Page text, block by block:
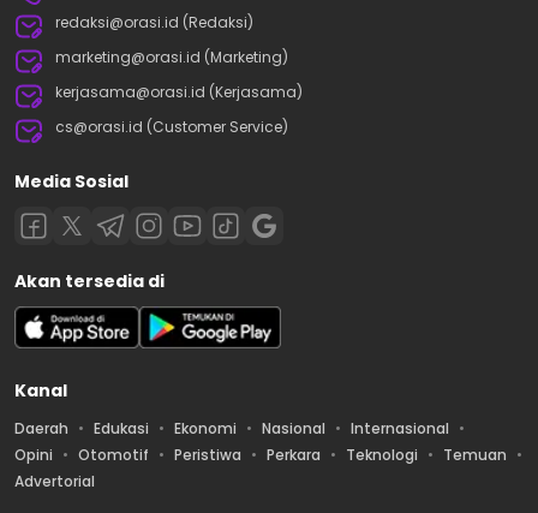
redaksi@orasi.id (Redaksi)
marketing@orasi.id (Marketing)
kerjasama@orasi.id (Kerjasama)
cs@orasi.id (Customer Service)
Media Sosial
Akan tersedia di
Kanal
Daerah Edukasi Ekonomi Nasional
Internasional
Opini
Otomotif Peristiwa Perkara Teknologi
Temuan
Advertorial